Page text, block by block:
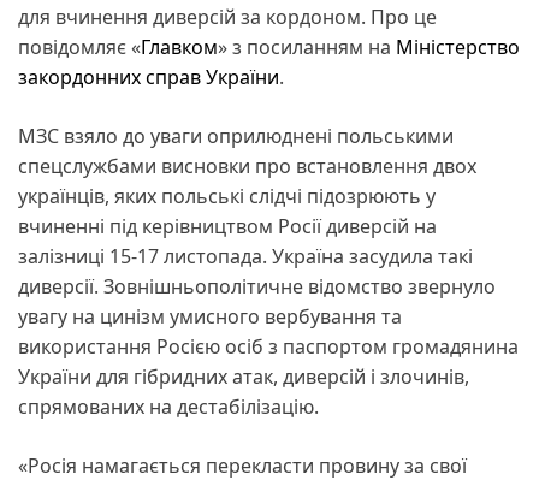
для вчинення диверсій за кордоном. Про це
повідомляє «Главком» з посиланням на Міністерство
закордонних справ України.
МЗС взяло до уваги оприлюднені польськими
спецслужбами висновки про встановлення двох
українців, яких польські слідчі підозрюють у
вчиненні під керівництвом Росії диверсій на
залізниці 15-17 листопада. Україна засудила такі
диверсії. Зовнішньополітичне відомство звернуло
увагу на цинізм умисного вербування та
використання Росією осіб з паспортом громадянина
України для гібридних атак, диверсій і злочинів,
спрямованих на дестабілізацію.
«Росія намагається перекласти провину за свої